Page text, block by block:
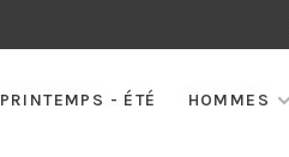
PRINTEMPS - ÉTÉ HOMMES